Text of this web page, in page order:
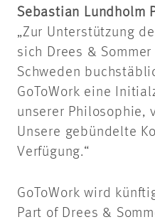
Sebastian Lundholm
„Zur Unterstützung
sich Drees &
Schweden
GoToWork eine
unserer Philosophie,
Unsere gebündelte
Verfügung.“
GoToWork wird
Part of Drees &